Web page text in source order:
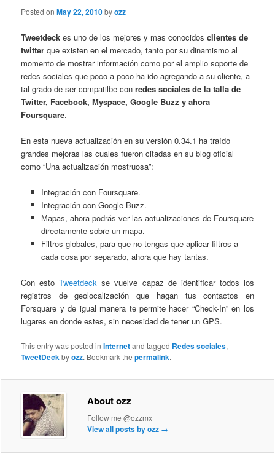
Posted onMay 22, 2010byozz
Tweetdeck es uno de los mejores y mas conocidosclientes de
twitter que existen en el mercado, tanto por su dinamismo al
momento de mostrar información como por el amplio soporte de
redes sociales que poco a poco ha ido agregando a su cliente, a
tal grado de ser compatilbe conredes sociales de la talla de
Twitter, Facebook, Myspace, Google Buzz y ahora
Foursquare.
En esta nueva actualización en su versión 0.34.1 ha traído
grandes mejoras las cuales fueron citadas en su blog oficial
como “Una actualización mostruosa”:
Integración con Foursquare.
Integración con Google Buzz.
Mapas, ahora podrás ver las actualizaciones de Foursquare
directamente sobre un mapa.
Filtros globales, para que no tengas que aplicar filtros a
cada cosa por separado, ahora que hay tantas.
Con estoTweetdeck se vuelve capaz de identificar todos los
registros de geolocalización que hagan tus contactos en
Forsquare y de igual manera te permite hacer “Check-In” en los
lugares en donde estes, sin necesidad de tener un GPS.
This entry was posted inInternetand tagged Redes sociales,
TweetDeckbyozz. Bookmark thepermalink.
About ozz
Follow me @ozzmx
View all posts by ozz →